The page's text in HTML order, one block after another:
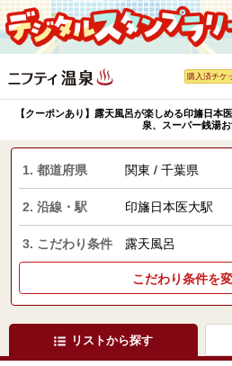
購入済チケ
【クーポンあり】露天風呂が楽しめる印旛日本
泉、スーパー銭湯
1. 都道府県 関東 / 千葉県
2. 沿線・駅 印旛日本医大駅
3. こだわり条件 露天風呂
こだわり条件を
リストから探す